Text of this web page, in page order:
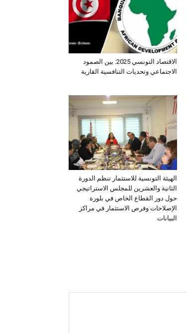
الاقتصاد التونسي 2025: بين الصمود
الاجتماعي وتحديات التنافسية القارية
الهيئة التونسية للاستثمار تنظم الدورة
الثانية والعشرين للمجلس الاستراتيجي
حول دور القطاع الخاص في بلورة
الإصلاحات وفرص الاستثمار في مراكز
البيانات